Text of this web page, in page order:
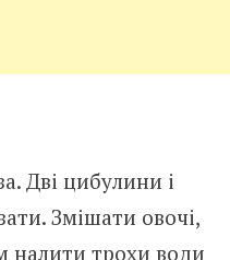
Дві цибулини і
Змішати овочі,
налити трохи води